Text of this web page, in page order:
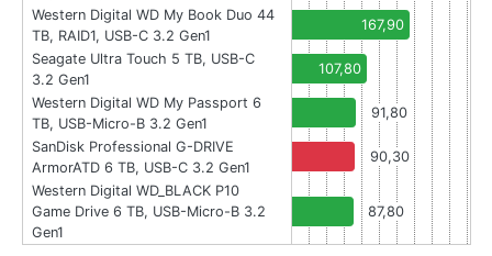
Western Digital WD My Book Duo 44
TB, RAID1, USB-C 3.2 Gen1
167,90
Seagate Ultra Touch 5 TB, USB-C
3.2 Gen1
107,80
Western Digital WD My Passport 6
TB, USB-Micro-B 3.2 Gen1
91,80
SanDisk Professional G-DRIVE
ArmorATD 6 TB, USB-C 3.2 Gen1
90,30
Western Digital WD_BLACK P10
Game Drive 6 TB, USB-Micro-B 3.2
Gen1
87,80